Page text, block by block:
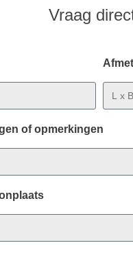
Vraag
of opmerkingen